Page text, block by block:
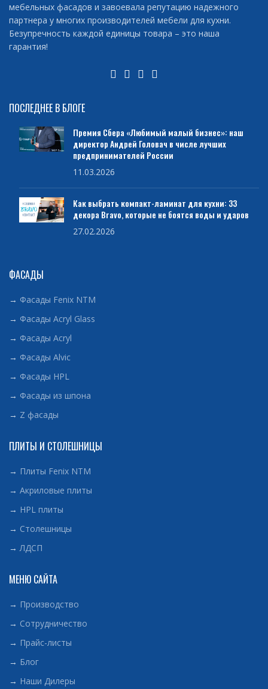
мебельных фасадов и завоевала репутацию надежного
партнера у многих производителей мебели для кухни.
Безупречность каждой единицы товара – это наша
гарантия!
ПОСЛЕДНЕЕ В БЛОГЕ
Премия Сбера «Любимый малый бизнес»: наш
директор Андрей Головач в числе лучших
предпринимателей России
11.03.2026
Как выбрать компакт-ламинат для кухни: 33
декора Bravo, которые не боятся воды и ударов
27.02.2026
ФАСАДЫ
→ Фасады Fenix NTM
→ Фасады Acryl Glass
→ Фасады Acryl
→ Фасады Alvic
→ Фасады HPL
→ Фасады из шпона
→ Z фасады
ПЛИТЫ И СТОЛЕШНИЦЫ
→ Плиты Fenix NTM
→ Акриловые плиты
→ HPL плиты
→ Столешницы
→ ЛДСП
МЕНЮ САЙТА
→ Производство
→ Сотрудничество
→ Прайс-листы
→ Блог
→ Наши Дилеры